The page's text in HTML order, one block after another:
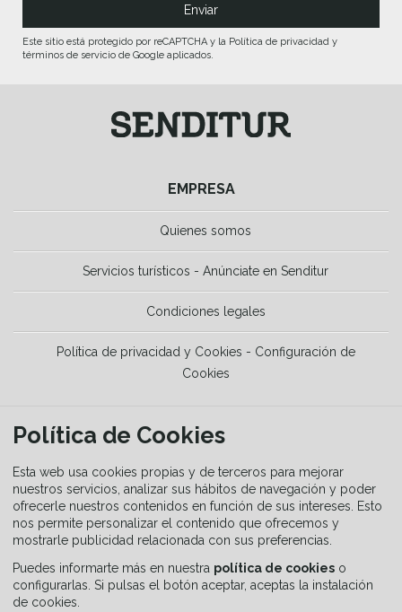
EMPRESA
Quienes somos
Servicios turísticos - Anúnciate en Senditur
Condiciones legales
Política de privacidad y Cookies - Configuración de
Cookies
HERRAMIENTAS
La Guía del senderista
Equipamiento
Guía de señalización
Este sitio está protegido por reCAPTCHA y la Política de privacidad y
términos de servicio de Google aplicados.
Política de Cookies
Esta web usa cookies propias y de terceros para mejorar
nuestros servicios, analizar sus hábitos de navegación y poder
ofrecerle nuestros contenidos en función de sus intereses. Esto
nos permite personalizar el contenido que ofrecemos y
mostrarle publicidad relacionada con sus preferencias.
Puedes informarte más en nuestra política de cookies o
configurarlas. Si pulsas el botón aceptar, aceptas la instalación
de cookies.